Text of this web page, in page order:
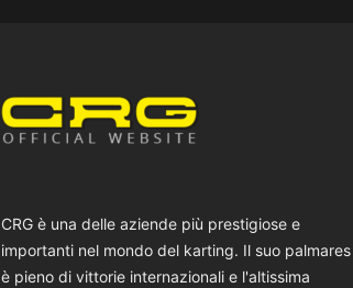
CRG è una delle aziende più prestigiose e
importanti nel mondo del karting. Il suo palmares
è pieno di vittorie internazionali e l'altissima